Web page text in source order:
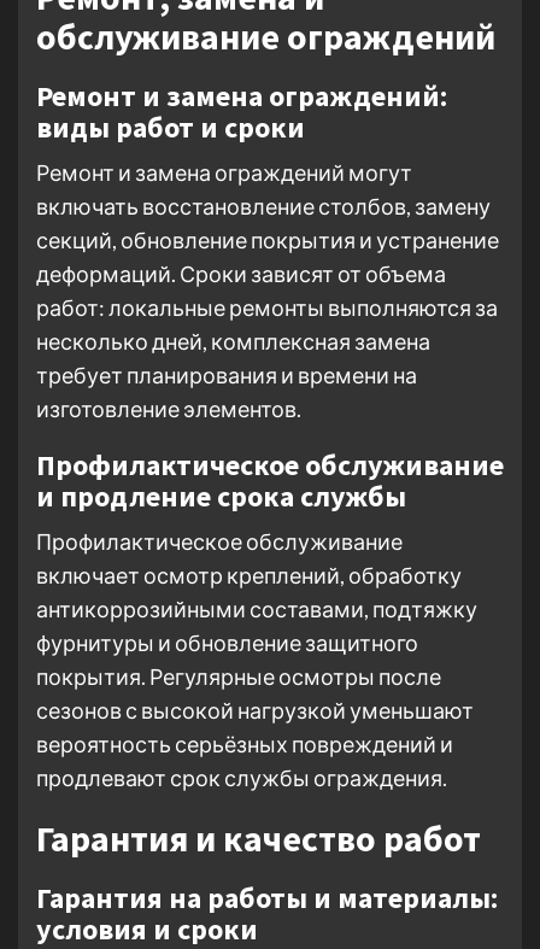
обслуживание ограждений
Ремонт и замена ограждений:
виды работ и сроки
Ремонт и замена ограждений могут
включать восстановление столбов, замену
секций, обновление покрытия и устранение
деформаций. Сроки зависят от объема
работ: локальные ремонты выполняются за
несколько дней, комплексная замена
требует планирования и времени на
изготовление элементов.
Профилактическое обслуживание
и продление срока службы
Профилактическое обслуживание
включает осмотр креплений, обработку
антикоррозийными составами, подтяжку
фурнитуры и обновление защитного
покрытия. Регулярные осмотры после
сезонов с высокой нагрузкой уменьшают
вероятность серьёзных повреждений и
продлевают срок службы ограждения.
Гарантия и качество работ
Гарантия на работы и материалы:
условия и сроки